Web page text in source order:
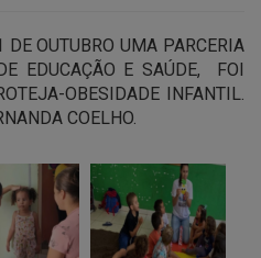
OUTUBRO UMA PARCERIA
EDUCAÇÃO E SAÚDE, FOI
OBESIDADE INFANTIL.
COELHO.